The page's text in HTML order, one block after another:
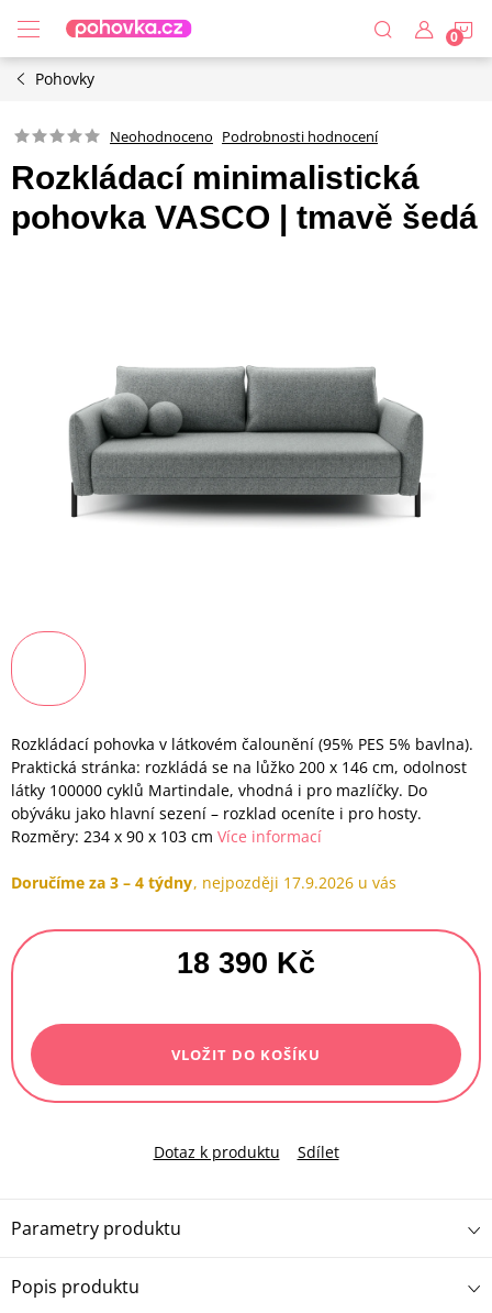
obsah
Pohovky
Neohodnoceno Podrobnosti hodnocení
Rozkládací minimalistická
pohovka VASCO | tmavě šedá
Rozkládací pohovka v látkovém čalounění (95% PES 5% bavlna).
Praktická stránka: rozkládá se na lůžko 200 x 146 cm, odolnost
látky 100000 cyklů Martindale, vhodná i pro mazlíčky. Do
obýváku jako hlavní sezení – rozklad oceníte i pro hosty.
Rozměry: 234 x 90 x 103 cm Více informací
Doručíme za 3 – 4 týdny 17.9.2026
18 390 Kč
VLOŽIT DO KOŠÍKU
Dotaz k produktu Sdílet
Popis produktu
Parametry produktu